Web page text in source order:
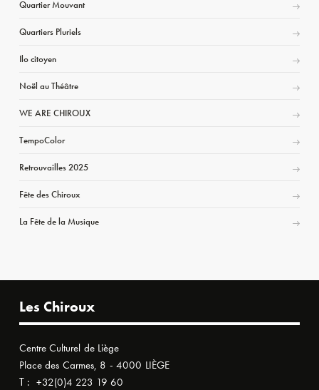
Quartier Mouvant
Quartiers Pluriels
Ilo citoyen
Noël au Théâtre
WE ARE CHIROUX
TempoColor
Retrouvailles 2025
Fête des Chiroux
La Fête de la Musique
Les Chiroux
Centre Culturel de Liège
Place des Carmes, 8 - 4000 LIÈGE
T : +32(0)4 223 19 60